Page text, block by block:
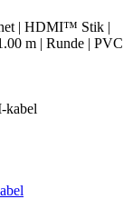
| HDMI™ Stik |
m | Runde | PVC
kabel